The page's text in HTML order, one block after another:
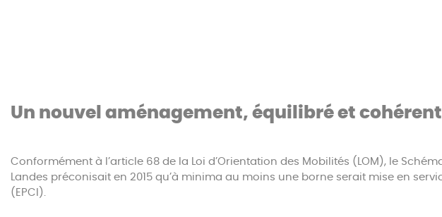
Un nouvel aménagement, équilibré et cohérent
Conformément à l’article 68 de la Loi d’Orientation des Mobilités (LOM), le
Landes préconisait en 2015 qu’à minima au moins une borne serait mise en
(EPCI).